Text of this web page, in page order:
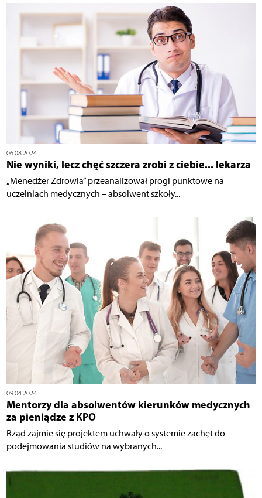
06.08.2024
Nie wyniki, lecz chęć szczera zrobi z ciebie... lekarza
„Menedżer Zdrowia” przeanalizował progi punktowe na
uczelniach medycznych – absolwent szkoły...
09.04.2024
Mentorzy dla absolwentów kierunków medycznych
za pieniądze z KPO
Rząd zajmie się projektem uchwały o systemie zachęt do
podejmowania studiów na wybranych...